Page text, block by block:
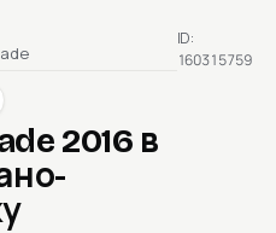
2016 в
ID:
160315759